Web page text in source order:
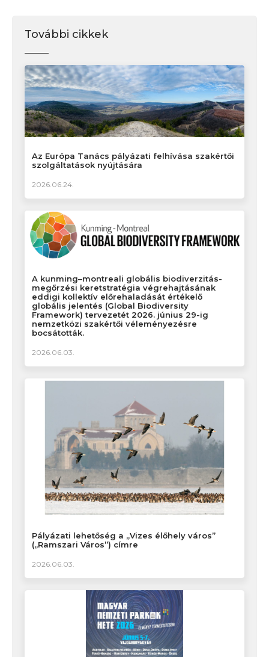
További cikkek
Az Európa Tanács pályázati felhívása szakértői
szolgáltatások nyújtására
2026.06.24.
A kunming–montreali globális biodiverzitás-
megőrzési keretstratégia végrehajtásának
eddigi kollektív előrehaladását értékelő
globális jelentés (Global Biodiversity
Framework) tervezetét 2026. június 29-ig
nemzetközi szakértői véleményezésre
bocsátották.
2026.06.03.
Pályázati lehetőség a „Vizes élőhely város”
(„Ramszari Város”) címre
2026.06.03.